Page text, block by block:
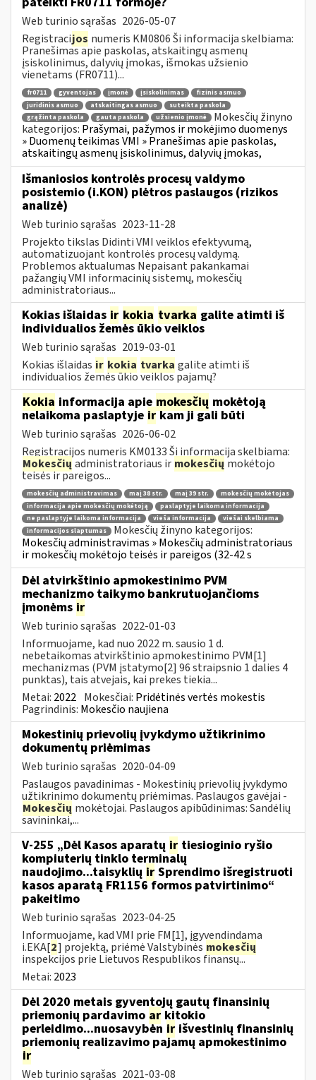
Web turinio sąrašas 2026-05-07
Registracijos numeris KM0806 Ši informacija skelbiama:
Pranešimas apie paskolas, atskaitingų asmenų
įsiskolinimus, dalyvių įmokas, išmokas užsienio
vienetams (FR0711)...
fr0711 gyventojas įmonė įsiskolinimas
fizinis asmuo
juridinis asmuo
atskaitingas asmuo
suteikta paskola
grąžinta paskola
gauta paskola užsienio įmonė
Mokesčių žinyno
kategorijos: Prašymai, pažymos ir mokėjimo duomenys
» Duomenų teikimas VMI » Pranešimas apie paskolas,
atskaitingų asmenų įsiskolinimus, dalyvių įmokas,
Išmaniosios kontrolės procesų valdymo
posistemio (i.KON) plėtros paslaugos (rizikos
analizė)
Web turinio sąrašas 2023-11-28
Projekto tikslas Didinti VMI veiklos efektyvumą,
automatizuojant kontrolės procesų valdymą.
Problemos aktualumas Nepaisant pakankamai
pažangių VMI informacinių sistemų, mokesčių
administratoriaus...
Kokias išlaidas ir kokia tvarka galite atimti iš
individualios žemės ūkio veiklos
Web turinio sąrašas 2019-03-01
Kokias išlaidas ir kokia tvarka galite atimti iš
individualios žemės ūkio veiklos pajamų?
Kokia informacija apie mokesčių mokėtoją
nelaikoma paslaptyje irkam ji gali būti
Web turinio sąrašas 2026-06-02
Registracijos numeris KM0133 Ši informacija skelbiama:
Mokesčių administratoriaus ir mokesčių mokėtojo
teisės ir pareigos...
mokesčių administravimas maį 38 str. maį 39 str.
mokesčių mokėtojas
informacija apie mokesčių mokėtoją
paslaptyje laikoma informacija
ne paslaptyje laikoma informacija
vieša informacija
viešai skelbiama
informacijos slaptumas
Mokesčių žinyno kategorijos:
Mokesčių administravimas » Mokesčių administratoriaus
ir mokesčių mokėtojo teisės ir pareigos (32-42 s
Dėl atvirkštinio apmokestinimo PVM
mechanizmo taikymo bankrutuojančioms
įmonėms ir
Web turinio sąrašas 2022-01-03
Informuojame, kad nuo 2022 m. sausio 1 d.
nebetaikomas atvirkštinio apmokestinimo PVM[1]
mechanizmas (PVM įstatymo[2] 96 straipsnio 1 dalies 4
punktas), tais atvejais, kai prekes tiekia...
Metai: 2022 Mokesčiai: Pridėtinės vertės mokestis
Pagrindinis: Mokesčio naujiena
Mokestinių prievolių įvykdymo užtikrinimo
dokumentų priėmimas
Web turinio sąrašas 2020-04-09
Paslaugos pavadinimas - Mokestinių prievolių įvykdymo
užtikrinimo dokumentų priėmimas. Paslaugos gavėjai -
Mokesčių mokėtojai. Paslaugos apibūdinimas: Sandėlių
savininkai,...
V-255 „Dėl Kasos aparatų ir tiesioginio ryšio
kompiuterių tinklo terminalų
naudojimo...taisyklių ir Sprendimo išregistruoti
kasos aparatą FR1156 formos patvirtinimo“
pakeitimo
Web turinio sąrašas 2023-04-25
Informuojame, kad VMI prie FM[1], įgyvendindama
i.EKA[2] projektą, priėmė Valstybinės mokesčių
inspekcijos prie Lietuvos Respublikos finansų...
Metai: 2023
Dėl 2020 metais gyventojų gautų finansinių
priemonių pardavimo ar kitokio
perleidimo...nuosavybėn ir išvestinių finansinių
priemonių realizavimo pajamų apmokestinimo
ir
Web turinio sąrašas 2021-03-08